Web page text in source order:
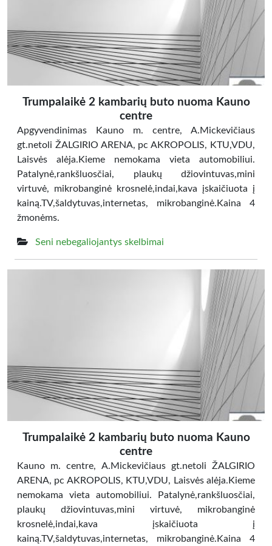
Trumpalaikė 2 kambarių buto nuoma Kauno
centre
Apgyvendinimas Kauno m. centre, A.Mickevičiaus
gt.netoli ŽALGIRIO ARENA, pc AKROPOLIS, KTU,VDU,
Laisvės alėja.Kieme nemokama vieta automobiliui.
Patalynė,rankšluosčiai, plaukų džiovintuvas,mini
virtuvė, mikrobanginė krosnelė,indai,kava įskaičiuota į
kainą.TV,šaldytuvas,internetas, mikrobanginė.Kaina 4
žmonėms.
Seni nebegaliojantys skelbimai
Trumpalaikė 2 kambarių buto nuoma Kauno
centre
Kauno m. centre, A.Mickevičiaus gt.netoli ŽALGIRIO
ARENA, pc AKROPOLIS, KTU,VDU, Laisvės alėja.Kieme
nemokama vieta automobiliui. Patalynė,rankšluosčiai,
plaukų džiovintuvas,mini virtuvė, mikrobanginė
krosnelė,indai,kava įskaičiuota į
kainą.TV,šaldytuvas,internetas, mikrobanginė.Kaina 4